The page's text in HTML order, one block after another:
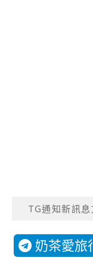
TG通知新訊
奶茶愛旅